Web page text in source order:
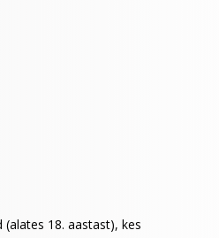
18. aastast), kes